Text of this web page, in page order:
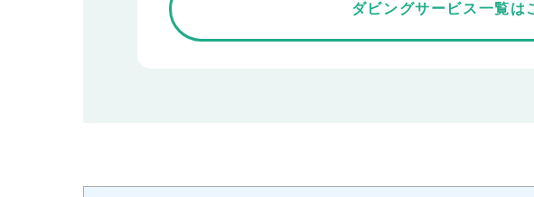
ダビングサービス一覧は